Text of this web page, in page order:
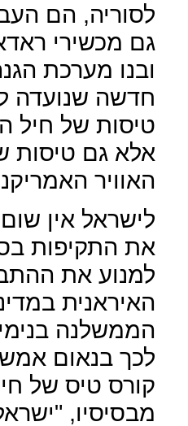
לסוריה, הם
גם מכשירי
ובנו מערכת
חדשה שנועדה
טיסות של חיל
אלא גם טיסות
האוויר
לישראל אין
את התקיפות
למנוע את
האיראנית
הממשלנה
לכך בנאום
קורס טיס של
מבסיסיו,